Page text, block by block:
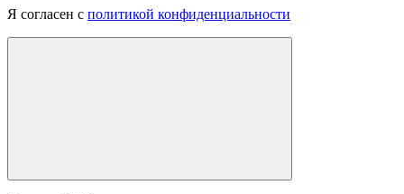
Я согласен с политикой конфиденциальности